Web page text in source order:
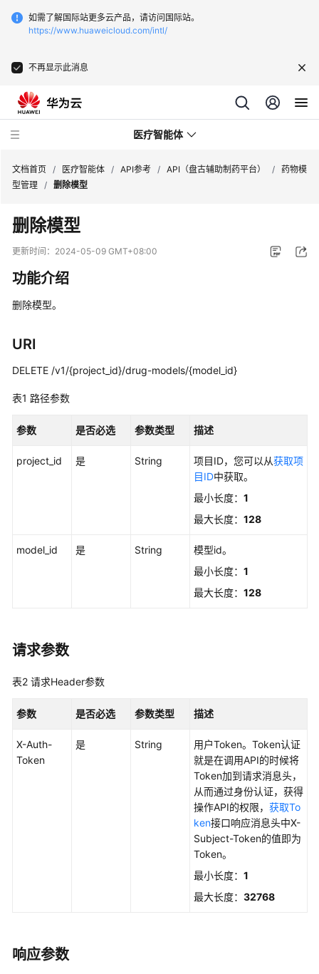
如需了解国际站更多云产品，请访问国际站。
https://www.huaweicloud.com/intl/
不再显示此消息
医疗智能体
最
新
动
务
告
产
介
速
户
实
践
参
使
调
用
文档首页 / 医疗智能体 / API参考 / API（盘古辅助制药平台） / 药物模
型管理 / 删除模型
删除模型
更新时间： 2024-05-09 GMT+08:00
功能介绍
删除模型。
URI
DELETE /v1/{project_id}/drug-models/{model_id}
表1 路径参数
参数 是否必选 参数类型 描述
project_id 是 String 项目ID，您可以从获取项
目ID中获取。
最小长度： 1
最大长度： 128
model_id 是 String
模型id。
最小长度： 1
最大长度： 128
请求参数
表2 请求Header参数
参数 是否必选 参数类型 描述
X-Auth-
Token
是 String
用户Token。Token认证
就是在调用API的时候将
Token加到请求消息头，
从而通过身份认证，获得
操作API的权限， 获取To
ken接口响应消息头中X-
Subject-Token的值即为
Token。
最小长度： 1
最大长度： 32768
响应参数